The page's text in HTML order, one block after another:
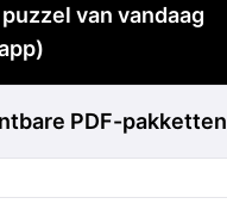
van vandaag
PDF-pakketten